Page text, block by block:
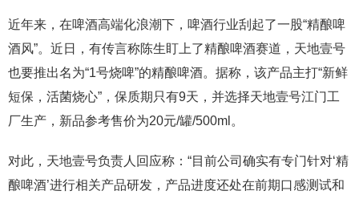
近年来，在啤酒高端化浪潮下，啤酒行业刮起了一股“精酿啤
酒风”。近日，有传言称陈生盯上了精酿啤酒赛道，天地壹号
也要推出名为“1号烧啤”的精酿啤酒。据称，该产品主打“新鲜
短保，活菌烧心”，保质期只有9天，并选择天地壹号江门工
厂生产，新品参考售价为20元/罐/500ml。
对此，天地壹号负责人回应称：“目前公司确实有专门针对‘精
酿啤酒’进行相关产品研发，产品进度还处在前期口感测试和